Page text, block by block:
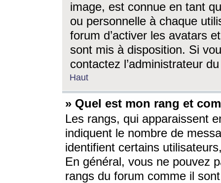
image, est connue en tant
ou personnelle à chaque
forum d’activer les avatars
sont mis à disposition. Si
contactez l’administrateur
Haut
» Quel est mon rang et
Les rangs, qui apparaissent
indiquent le nombre de
identifient certains
En général, vous ne pouvez
rangs du forum comme il